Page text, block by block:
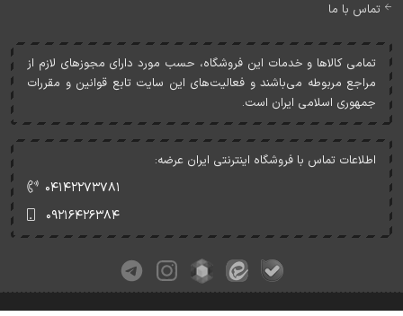
تماس با ما
تمامی کالاها و خدمات اين فروشگاه، حسب مورد دارای مجوزهای لازم از
مراجع مربوطه می‌باشند و فعاليت‌های اين سايت تابع قوانين و مقررات
جمهوری اسلامی ايران است.
اطلاعات تماس با فروشگاه اینترنتی ایران عرضه:
۰۴۱۴۲۲۷۳۷۸۱
۰۹۲۱۶۴۲۶۳۸۴